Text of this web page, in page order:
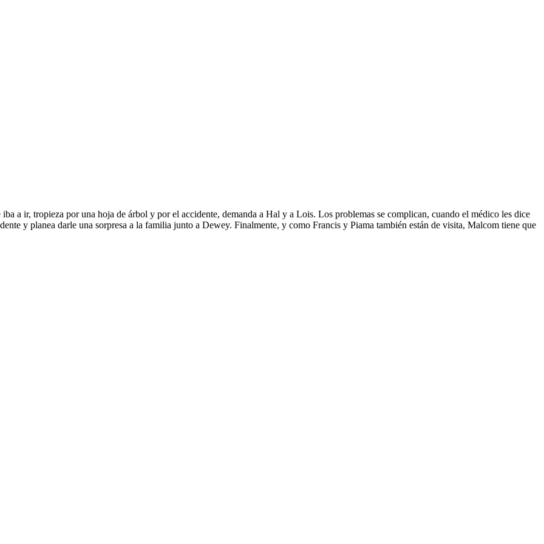
a ir, tropieza por una hoja de árbol y por el accidente, demanda a Hal y a Lois. Los problemas se complican, cuando el médico les dice
y planea darle una sorpresa a la familia junto a Dewey. Finalmente, y como Francis y Piama también están de visita, Malcom tiene que